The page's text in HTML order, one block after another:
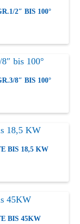
2″ BIS 100°
8″ BIS 100°
BIS 18,5 KW
BIS 45KW